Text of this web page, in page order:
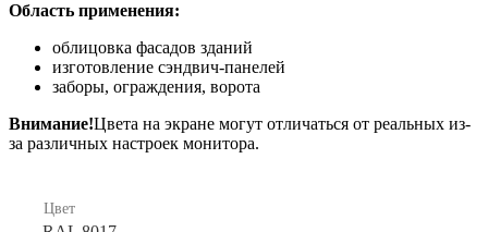
Область применения:
облицовка фасадов зданий
изготовление сэндвич-панелей
заборы, ограждения, ворота
Внимание!Цвета на экране могут отличаться от реальных из-
за различных настроек монитора.
Цвет